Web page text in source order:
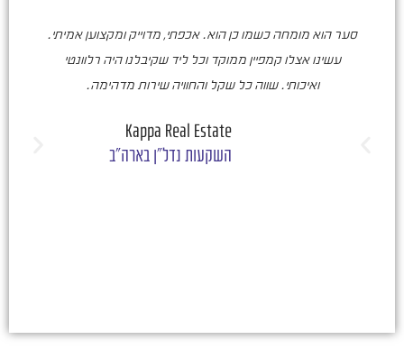
סער הוא מומחה כשמו כן הוא. אכפתי, מדוייק ומקצוען אמיתי.
עשינו אצלו קמפיין ממוקד וכל ליד שקיבלנו היה רלוונטי
ואיכותי. שווה כל שקל והחוויה שירות מדהימה.
Kappa Real Estate
השקעות נדל"ן בארה"ב